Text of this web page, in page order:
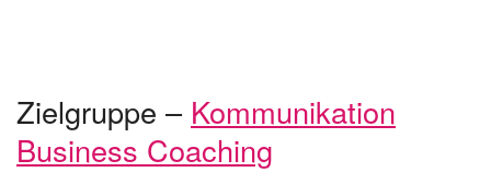
Zielgruppe – Kommunikation
Business Coaching